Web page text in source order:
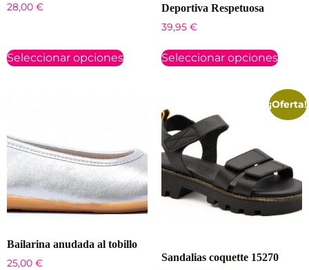
28,00 €
Seleccionar opciones
Deportiva Respetuosa
39,95 €
Seleccionar opciones
Bailarina anudada al tobillo
25,00 €
¡Oferta!
Sandalias coquette 15270